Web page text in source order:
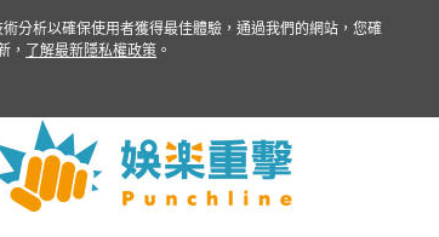
分析以確保使用者獲得最佳體驗，通過我們的網站，您確
，
了解最新隱私權政策 。